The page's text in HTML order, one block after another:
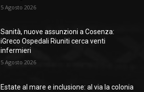
5 Agosto 2026
Sanità, nuove assunzioni a Cosenza:
iGreco Ospedali Riuniti cerca venti
infermieri
5 Agosto 2026
Estate al mare e inclusione: al via la colonia